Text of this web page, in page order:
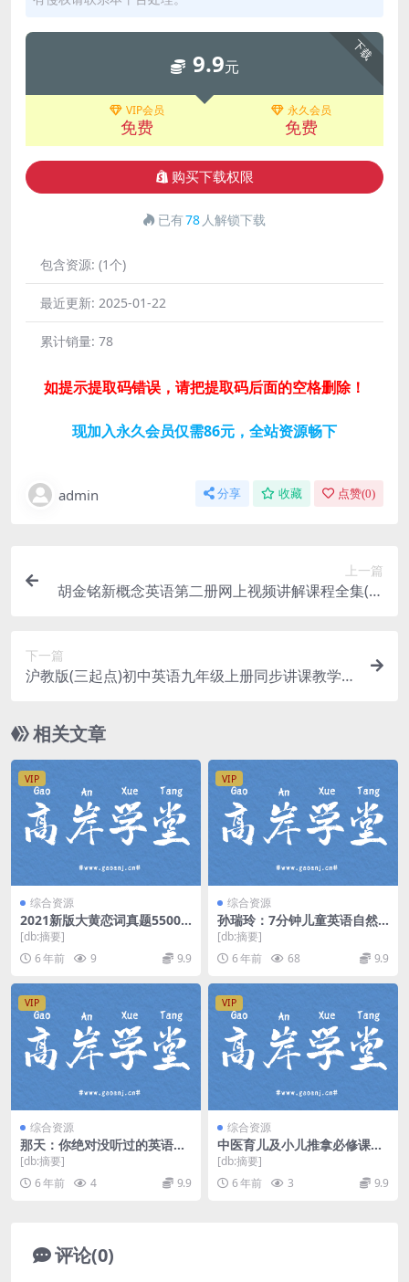
下载
9.9元
VIP会员
免费
永久会员
免费
购买下载权限
已有78 人解锁下载
包含资源: (1个)
最近更新: 2025-01-22
累计销量: 78
如提示提取码错误，请把提取码后面的空格删除！
现加入永久会员仅需86元，全站资源畅下
admin 分享 收藏 点赞(0)
上一篇
胡金铭新概念英语第二册网上视频讲解课程全集(百
下一篇
沪教版(三起点)初中英语九年级上册同步讲课教学视
相关文章
VIP
综合资源
2021新版大黄恋词真题5500
《考研英语真题5500词》（5
8.9G超清视频）百度网盘
[db:摘要]
6 年前
9 9.9
VIP
综合资源
孙瑞玲：7分钟儿童英语自然
拼读 百度网盘
[db:摘要]
6 年前
68 9.9
VIP
综合资源
那天：你绝对没听过的英语学
习法：让你不再死背单词语法
学上瘾 mp4视频 百度网盘
[db:摘要]
6 年前
4 9.9
VIP
综合资源
中医育儿及小儿推拿必修课
（20讲视频教程）百度网盘
[db:摘要]
6 年前
3 9.9
评论(0)